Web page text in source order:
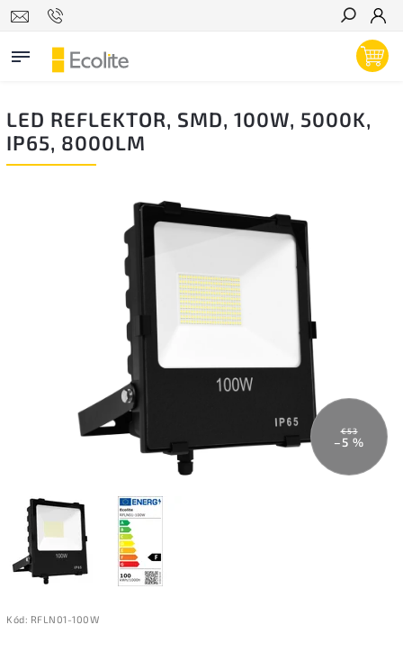
Hľadať
LED REFLEKTOR, SMD, 100W, 5000K,
IP65, 8000LM
€53
–5 %
Kód: RFLN01-100W